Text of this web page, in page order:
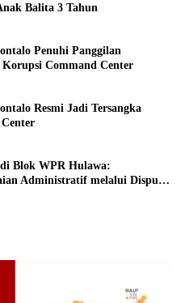
Balita 3 Tahun
Penuhi Panggilan
Command Center
Resmi Jadi Tersangka
Blok WPR Hulawa:
Administratif melalui Dispute